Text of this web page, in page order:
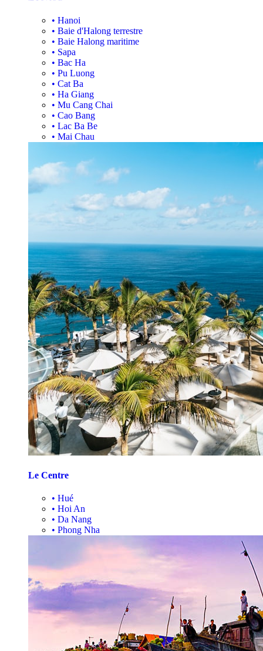
• Hanoi
• Baie d'Halong terrestre
• Baie Halong maritime
• Sapa
• Bac Ha
• Pu Luong
• Cat Ba
• Ha Giang
• Mu Cang Chai
• Cao Bang
• Lac Ba Be
• Mai Chau
Le Centre
• Hué
• Hoi An
• Da Nang
• Phong Nha